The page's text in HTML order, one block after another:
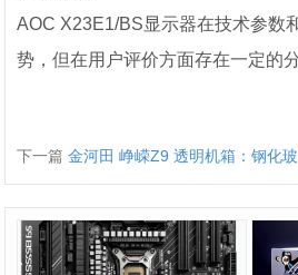
AOC X23E1/BS显示器在技术参数
势，但在用户评价方面存在一定的分
下一篇金河田 峥嵘Z9 透明机箱：钢化